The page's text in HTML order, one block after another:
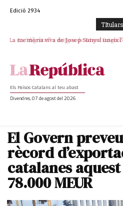
Edició 2934
TItulars
La memòria viva de Josep Sunyol uneix
La “dignitat” a mitges de Marc Puigtió:
Els Països Catalans al teu abast
Divendres, 07 de agost del 2026
El Govern
rècord
catalanes
78.000 MEUR